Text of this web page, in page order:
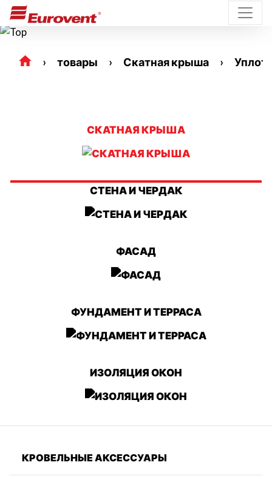
товары Скатная крыша
СКАТНАЯ КРЫША
СТЕНА И ЧЕРДАК
ФАСАД
ФУНДАМЕНТ И ТЕРРАСА
ИЗОЛЯЦИЯ ОКОН
КРОВЕЛЬНЫЕ АКСЕССУАРЫ